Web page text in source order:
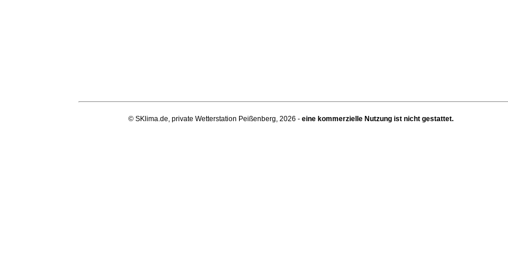
© SKlima.de, private Wetterstation Peißenberg, 2026 - eine kommerzielle Nutzung ist nicht gestattet.